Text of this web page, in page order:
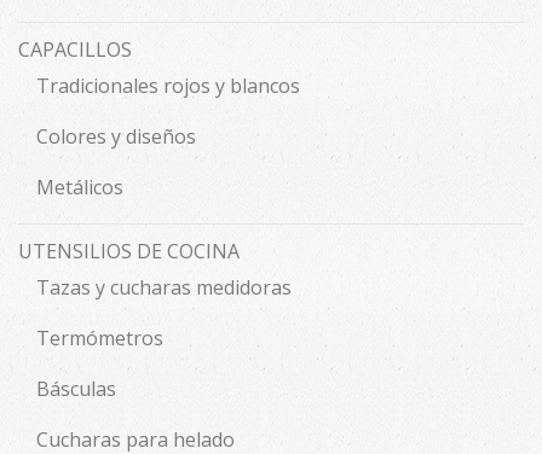
CAPACILLOS
Tradicionales rojos y blancos
Colores y diseños
Metálicos
UTENSILIOS DE COCINA
Tazas y cucharas medidoras
Termómetros
Básculas
Cucharas para helado